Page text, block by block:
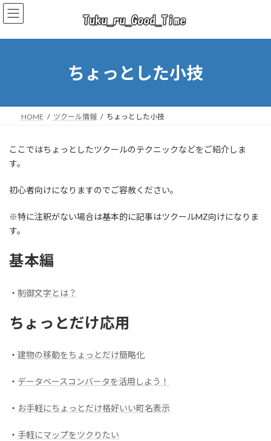
コ
ン
ン
ナ
ビ
ー
ちょっとした小技
HOME ツクール情報 ちょっとした小技
ここではちょっとしたツクールのテクニックなどをご紹介しま
す。
初心者向けになりますのでご容赦ください。
※特に注釈がない場合は基本的に記事はツクールMZ向けになりま
す。
基本編
・ 制御文字とは？
ちょっとだけ応用
・ 建物の移動をちょっとだけ簡略化
・ データベースコンバータを活用しよう！
・ お手軽にちょっとだけ格好いい町名表示
・ 手軽にマップをツクりたい